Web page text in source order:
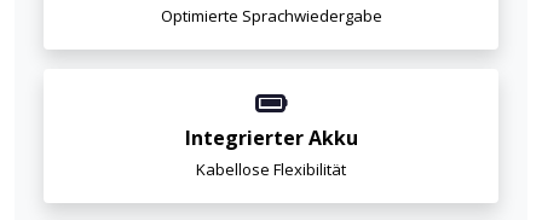
Optimierte Sprachwiedergabe
Integrierter Akku
Kabellose Flexibilität